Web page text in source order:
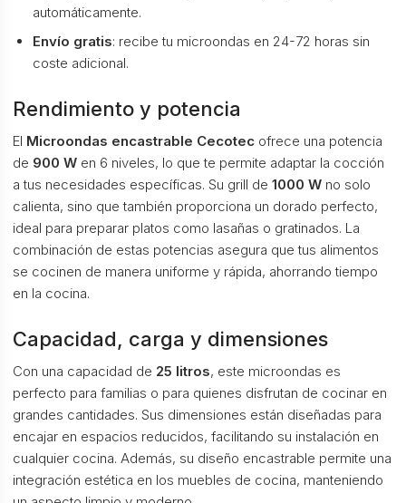
automáticamente.
Envío gratis: recibe tu microondas en 24-72 horas sin
coste adicional.
Rendimiento y potencia
El Microondas encastrable Cecotec ofrece una potencia
de 900 W en 6 niveles, lo que te permite adaptar la cocción
a tus necesidades específicas. Su grill de 1000 W no solo
calienta, sino que también proporciona un dorado perfecto,
ideal para preparar platos como lasañas o gratinados. La
combinación de estas potencias asegura que tus alimentos
se cocinen de manera uniforme y rápida, ahorrando tiempo
en la cocina.
Capacidad, carga y dimensiones
Con una capacidad de 25 litros, este microondas es
perfecto para familias o para quienes disfrutan de cocinar en
grandes cantidades. Sus dimensiones están diseñadas para
encajar en espacios reducidos, facilitando su instalación en
cualquier cocina. Además, su diseño encastrable permite una
integración estética en los muebles de cocina, manteniendo